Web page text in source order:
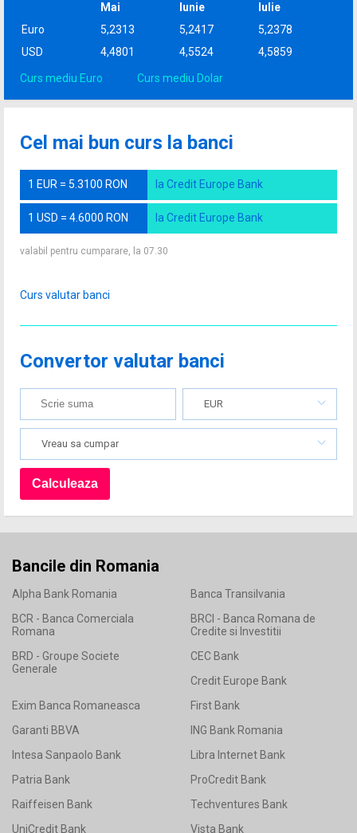
Mai Iunie
Iulie
Euro
5,2313 5,2417
5,2378
USD
4,4801 4,5524 4,5859
Curs mediu Euro Curs mediu Dolar
Cel mai bun curs la banci
1 EUR = 5.3100 RON la Credit Europe Bank
1 USD = 4.6000 RON la Credit Europe Bank
valabil pentru cumparare, la 07.30
Curs valutar banci
Convertor valutar banci
EUR
Vreau sa cumpar
Bancile din Romania
Alpha Bank Romania
Banca Transilvania
BCR - Banca Comerciala
Romana
BRCI - Banca Romana de
Credite si Investitii
BRD - Groupe Societe
Generale
CEC Bank
Credit Europe Bank
Exim Banca Romaneasca
First Bank
Garanti BBVA
ING Bank Romania
Intesa Sanpaolo Bank
Libra Internet Bank
Patria Bank
ProCredit Bank
Raiffeisen Bank
Techventures Bank
UniCredit Bank
Vista Bank